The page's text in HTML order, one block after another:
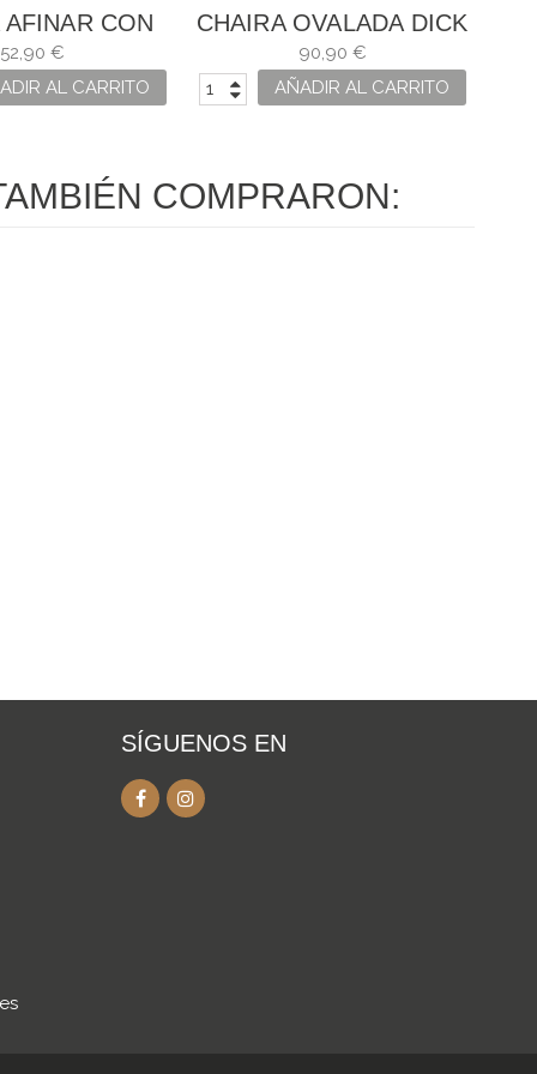
CON
1200
52,90 €
AL CARRITO
CHAIRA OVALADA DICK
MULTIRON 30 CM REF.
7650330
90,90 €
AÑADIR AL CARRITO
COMPRARON:
SÍGUENOS EN